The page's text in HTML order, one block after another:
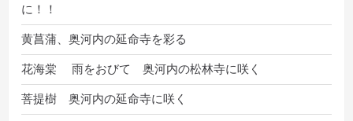
に！！
黄菖蒲、奥河内の延命寺を彩る
花海棠 雨をおびて 奥河内の松林寺に咲く
菩提樹 奥河内の延命寺に咲く